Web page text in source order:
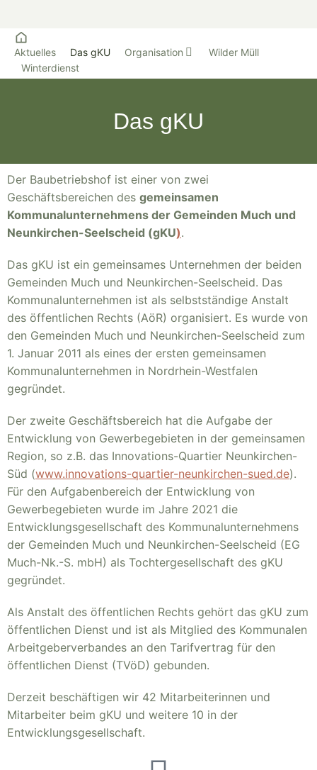
Aktuelles Das gKU Organisation
Wilder Müll
Winterdienst
Das gKU
Der Baubetriebshof ist einer von zwei
Geschäftsbereichen des gemeinsamen
Kommunalunternehmens der Gemeinden Much und
Neunkirchen-Seelscheid (gKU).
Das gKU ist ein gemeinsames Unternehmen der beiden
Gemeinden Much und Neunkirchen-Seelscheid. Das
Kommunalunternehmen ist als selbstständige Anstalt
des öffentlichen Rechts (AöR) organisiert. Es wurde von
den Gemeinden Much und Neunkirchen-Seelscheid zum
1. Januar 2011 als eines der ersten gemeinsamen
Kommunalunternehmen in Nordrhein-Westfalen
gegründet.
Der zweite Geschäftsbereich hat die Aufgabe der
Entwicklung von Gewerbegebieten in der gemeinsamen
Region, so z.B. das Innovations-Quartier Neunkirchen-
Süd (www.innovations-quartier-neunkirchen-sued.de).
Für den Aufgabenbereich der Entwicklung von
Gewerbegebieten wurde im Jahre 2021 die
Entwicklungsgesellschaft des Kommunalunternehmens
der Gemeinden Much und Neunkirchen-Seelscheid (EG
Much-Nk.-S. mbH) als Tochtergesellschaft des gKU
gegründet.
Als Anstalt des öffentlichen Rechts gehört das gKU zum
öffentlichen Dienst und ist als Mitglied des Kommunalen
Arbeitgeberverbandes an den Tarifvertrag für den
öffentlichen Dienst (TVöD) gebunden.
Derzeit beschäftigen wir 42 Mitarbeiterinnen und
Mitarbeiter beim gKU und weitere 10 in der
Entwicklungsgesellschaft.